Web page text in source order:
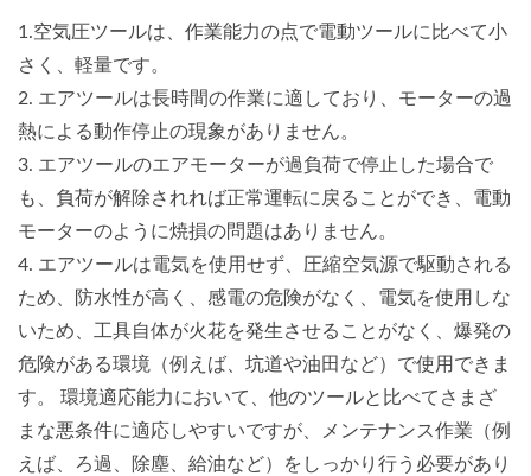
1.空気圧ツールは、作業能力の点で電動ツールに比べて小
さく、軽量です。
2. エアツールは長時間の作業に適しており、モーターの過
熱による動作停止の現象がありません。
3. エアツールのエアモーターが過負荷で停止した場合で
も、負荷が解除されれば正常運転に戻ることができ、電動
モーターのように焼損の問題はありません。
4. エアツールは電気を使用せず、圧縮空気源で駆動される
ため、防水性が高く、感電の危険がなく、電気を使用しな
いため、工具自体が火花を発生させることがなく、爆発の
危険がある環境（例えば、坑道や油田など）で使用できま
す。 環境適応能力において、他のツールと比べてさまざ
まな悪条件に適応しやすいですが、メンテナンス作業（例
えば、ろ過、除塵、給油など）をしっかり行う必要があり